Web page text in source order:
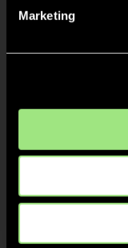
Marketing
Staff